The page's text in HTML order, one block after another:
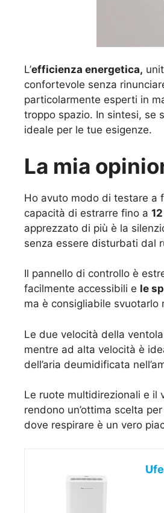
L’efficienza energetica,
confortevole senza
particolarmente esperti in
troppo spazio. In sintesi, se
ideale per le tue esigenze.
La mia
Ho avuto modo di testare a
capacità di estrarre fino a
apprezzato di più è la
senza essere disturbati dal
Il pannello di controllo è
facilmente accessibili e le
ma è consigliabile
Le due velocità della
mentre ad alta velocità è
dell’aria deumidificata
Le ruote multidirezionali e il
rendono un’ottima scelta
dove respirare è un vero